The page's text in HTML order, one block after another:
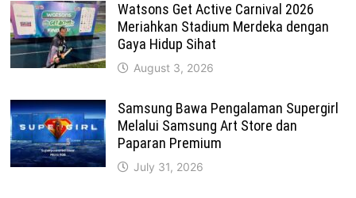
Watsons Get Active Carnival 2026
Meriahkan Stadium Merdeka dengan
Gaya Hidup Sihat
August 3, 2026
Samsung Bawa Pengalaman Supergirl
Melalui Samsung Art Store dan
Paparan Premium
July 31, 2026